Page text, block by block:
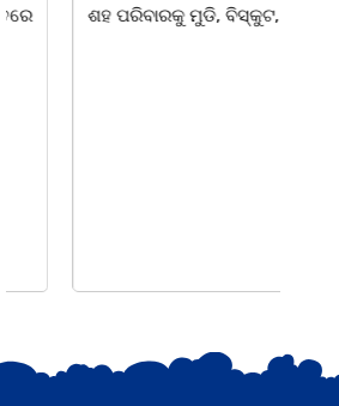
ଶହ ପରିବାରକୁ ମୁଡି, ବିସ୍କୁଟ,